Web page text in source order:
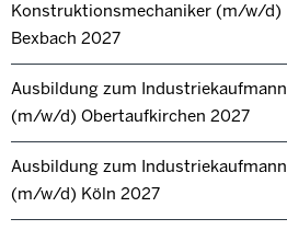
Konstruktionsmechaniker (m/w/d)
Bexbach 2027
Ausbildung zum Industriekaufmann
(m/w/d) Obertaufkirchen 2027
Ausbildung zum Industriekaufmann
(m/w/d) Köln 2027